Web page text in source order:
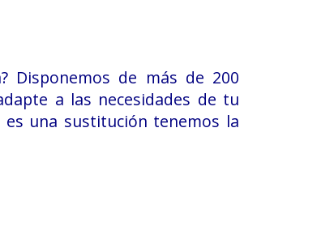
Disponemos de más de 200
a las necesidades de tu
una sustitución tenemos la